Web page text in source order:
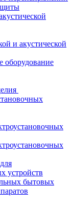
и акустической
устройств
бытовых